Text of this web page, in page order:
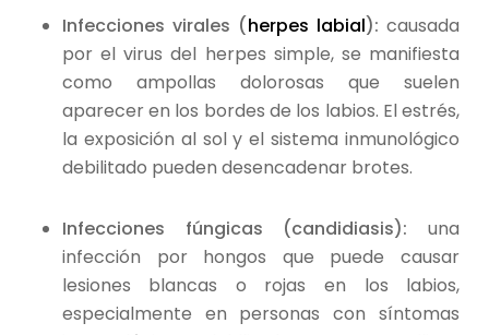
Infecciones virales (herpes labial):causada
por el virus del herpes simple, se manifiesta
como ampollas dolorosas que suelen
aparecer en los bordes de los labios. El estrés,
la exposición al sol y el sistema inmunológico
debilitado pueden desencadenar brotes.
Infecciones fúngicas (candidiasis):una
infección por hongos que puede causar
lesiones blancas o rojas en los labios,
especialmente en personas con síntomas